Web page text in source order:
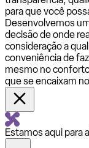
para que você
Desenvolvemos
decisão de onde
consideração a
conveniência de
mesmo no
que se encaixam
Estamos aqui para